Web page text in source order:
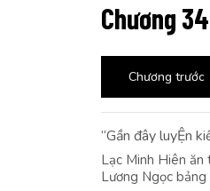
Chương
Chương trước
“Gần đây luyỆn
Lạc Minh Hiên ăn
Lương Ngọc